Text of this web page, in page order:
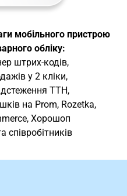
мобільного пристрою
обліку:
штрих-кодів,
у 2 кліки,
ТТН,
на Prom, Rozetka,
Хорошоп
співробітників